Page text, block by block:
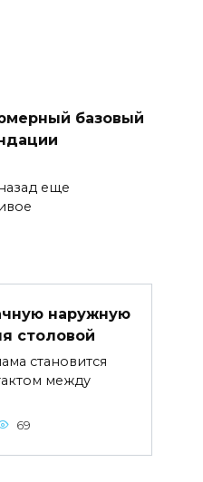
базовый
еще
наружную
столовой
становится
между
69